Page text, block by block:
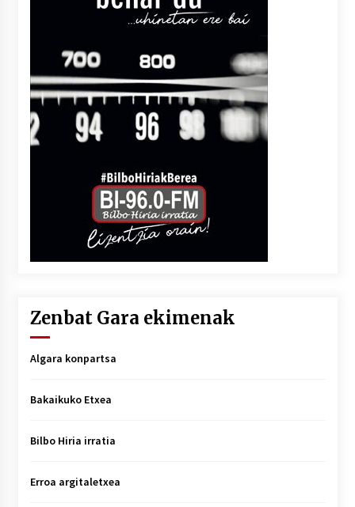
Zenbat Gara ekimenak
Algara konpartsa
Bakaikuko Etxea
Bilbo Hiria irratia
Erroa argitaletxea